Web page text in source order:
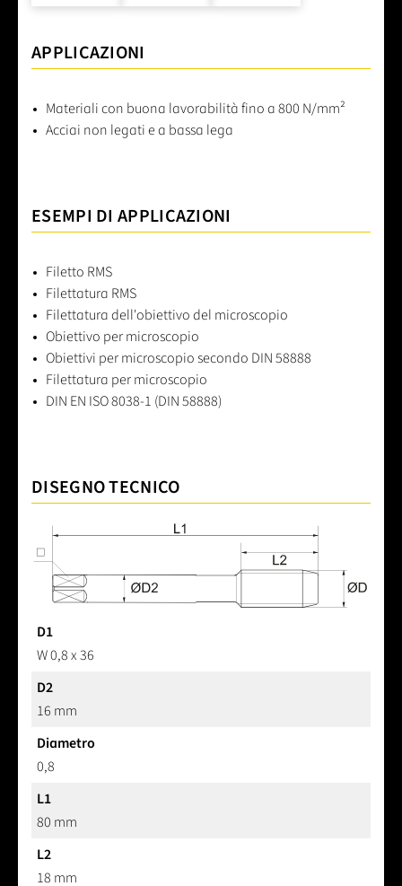
APPLICAZIONI
Materiali con buona lavorabilità fino a 800 N/mm²
Acciai non legati e a bassa lega
ESEMPI DI APPLICAZIONI
Filetto RMS
Filettatura RMS
Filettatura dell'obiettivo del microscopio
Obiettivo per microscopio
Obiettivi per microscopio secondo DIN 58888
Filettatura per microscopio
DIN EN ISO 8038-1 (DIN 58888)
DISEGNO TECNICO
D1
W 0,8 x 36
D2
16 mm
Diametro
0,8
L1
80 mm
L2
18 mm